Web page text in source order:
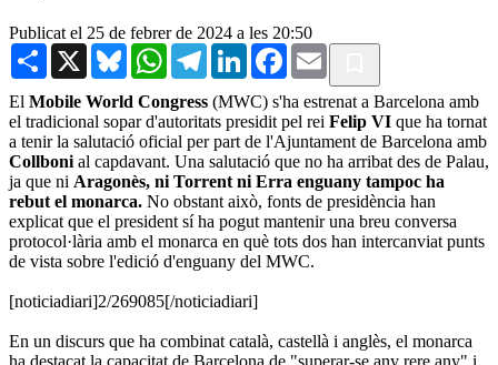
Publicat el 25 de febrer de 2024 a les 20:50
Share X BlueskyWhatsAppTelegramLinkedInFacebook
Email
El Mobile World Congress (MWC) s'ha estrenat a Barcelona amb
el tradicional sopar d'autoritats presidit pel rei Felip VI que ha tornat
a tenir la salutació oficial per part de l'Ajuntament de Barcelona amb
Collboni al capdavant. Una salutació que no ha arribat des de Palau,
ja que ni Aragonès, ni Torrent ni Erra enguany tampoc ha
rebut el monarca. No obstant això, fonts de presidència han
explicat que el president sí ha pogut mantenir una breu conversa
protocol·lària amb el monarca en què tots dos han intercanviat punts
de vista sobre l'edició d'enguany del MWC.
[noticiadiari]2/269085[/noticiadiari]
En un discurs que ha combinat català, castellà i anglès, el monarca
ha destacat la capacitat de Barcelona de "superar-se any rere any" i